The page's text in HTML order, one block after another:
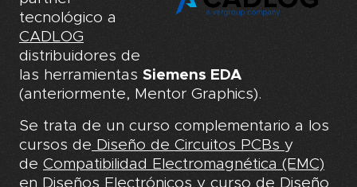
tecnológico a
CADLOG
distribuidores de
las herramientas Siemens EDA
(anteriormente, Mentor Graphics).
Se trata de un curso complementario a los
cursos de Diseño de Circuitos PCBs y
de Compatibilidad Electromagnética (EMC)
en Diseños Electrónicos y curso de Diseño